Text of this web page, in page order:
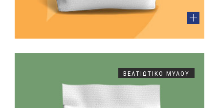
ΒΕΛΤΙΩΤΙΚΟ ΜΥΛΟΥ